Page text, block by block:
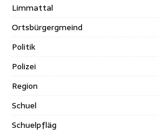
Limmattal
Ortsbürgergmeind
Politik
Polizei
Region
Schuel
Schuelpfläg